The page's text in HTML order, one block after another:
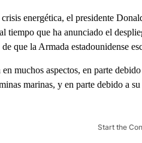
energética, el presidente
tiempo que ha anunciado el
que la Armada estadounidense
muchos aspectos, en parte
marinas, y en parte debido a
Start the